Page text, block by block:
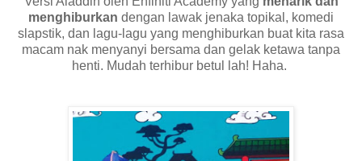
menghiburkan dengan lawak jenaka topikal, komedi
slapstik, dan lagu-lagu yang menghiburkan buat kita rasa
macam nak menyanyi bersama dan gelak ketawa tanpa
henti. Mudah terhibur betul lah! Haha.